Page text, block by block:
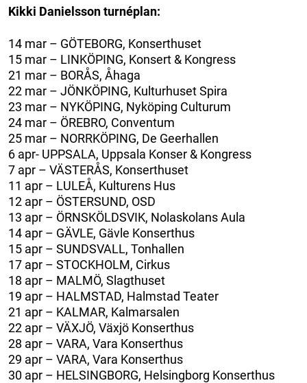
Kikki Danielsson turnéplan:
14 mar – GÖTEBORG, Konserthuset
15 mar – LINKÖPING, Konsert & Kongress
21 mar – BORÅS, Åhaga
22 mar – JÖNKÖPING, Kulturhuset Spira
23 mar – NYKÖPING, Nyköping Culturum
24 mar – ÖREBRO, Conventum
25 mar – NORRKÖPING, De Geerhallen
6 apr- UPPSALA, Uppsala Konser & Kongress
7 apr – VÄSTERÅS, Konserthuset
11 apr – LULEÅ, Kulturens Hus
12 apr – ÖSTERSUND, OSD
13 apr – ÖRNSKÖLDSVIK, Nolaskolans Aula
14 apr – GÄVLE, Gävle Konserthus
15 apr – SUNDSVALL, Tonhallen
17 apr – STOCKHOLM, Cirkus
18 apr – MALMÖ, Slagthuset
19 apr – HALMSTAD, Halmstad Teater
21 apr – KALMAR, Kalmarsalen
22 apr – VÄXJÖ, Växjö Konserthus
28 apr – VARA, Vara Konserthus
29 apr – VARA, Vara Konserthus
30 apr – HELSINGBORG, Helsingborg Konserthus